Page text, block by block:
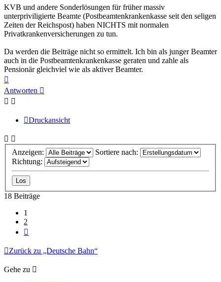
KVB und andere Sonderlösungen für früher massiv
unterpriviligierte Beamte (Postbeamtenkrankenkasse seit den seligen
Zeiten der Reichspost) haben NICHTS mit normalen
Privatkrankenversicherungen zu tun.
Da werden die Beiträge nicht so ermittelt. Ich bin als junger Beamter
auch in die Postbeamtenkrankenkasse geraten und zahle als
Pensionär gleichviel wie als aktiver Beamter.
oben
Antworten
Druckansicht
Anzeigen:
Sortiere nach:
Richtung:
18 Beiträge
1
2
Zurück zu „Deutsche Bahn“
Gehe zu